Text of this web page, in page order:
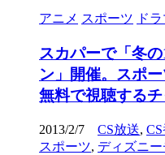
アニメ スポーツ ド
スカパーで「冬
ン」開催。スポ
無料で視聴する
2013/2/7 CS放送,
スポーツ, ディズニ